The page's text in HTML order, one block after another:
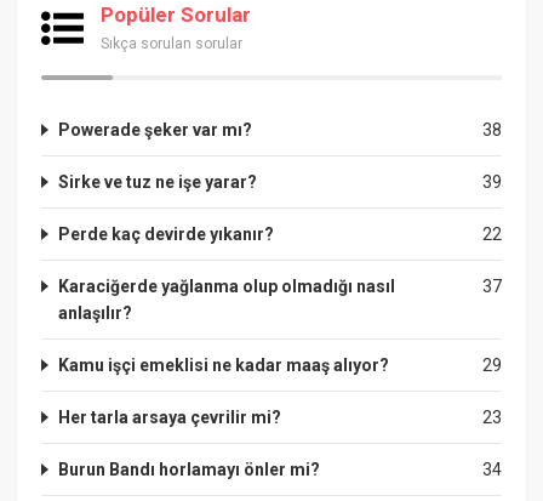
Popüler Sorular
Sıkça sorulan sorular
38
Powerade şeker var mı?
39
Sirke ve tuz ne işe yarar?
22
Perde kaç devirde yıkanır?
37
Karaciğerde yağlanma olup olmadığı nasıl
anlaşılır?
29
Kamu işçi emeklisi ne kadar maaş alıyor?
23
Her tarla arsaya çevrilir mi?
34
Burun Bandı horlamayı önler mi?